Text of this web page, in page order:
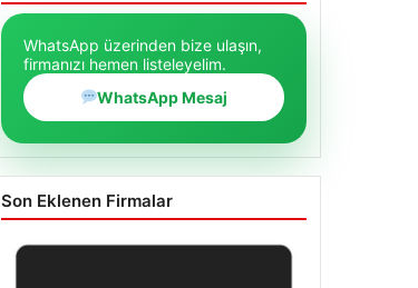
WhatsApp üzerinden bize ulaşın,
firmanızı hemen listeleyelim.
WhatsApp Mesaj
Son Eklenen Firmalar